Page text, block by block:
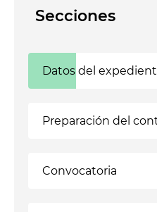
Secciones
Datos del
Preparación del
Convocatoria